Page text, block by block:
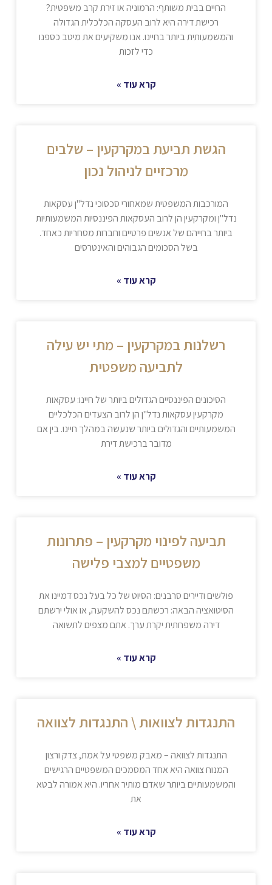
החיים בבית משותף: הרמוניה או זירת קרב משפטית?
רכישת דירה היא לרוב העסקה הכלכלית הגדולה
והמשמעותית ביותר בחיינו. אנו משקיעים את מיטב כספנו
כדי לזכות
קרא עוד »
הגשת תביעת במקרקעין – שלבים
מרכזיים לניהול נכון
המורכבות המשפטית שמאחורי סכסוכי נדל"ן עסקאות
נדל"ן ומקרקעין הן לרוב העסקאות הפיננסיות המשמעותיות
ביותר בחייהם של אנשים פרטיים וחברות מסחריות כאחד.
בשל הסכומים הגבוהים והאינטרסים
קרא עוד »
רשלנות במקרקעין – מתי יש עילה
לתביעה משפטית
הסיכונים הפיננסיים הגדולים ביותר של חיינו: עסקאות
מקרקעין עסקאות נדל"ן הן לרוב הצעדים הכלכליים
המשמעותיים והגדולים ביותר שנעשה במהלך חיינו. בין אם
מדובר ברכישת דירת
קרא עוד »
תביעה לפינוי מקרקעין – פתרונות
משפטיים למצבי פלישה
פולשים ודיירים סרבנים: הסיוט של כל בעל נכס דמיינו את
הסיטואציה הבאה: רכשתם נכס להשקעה, או אולי ירשתם
דירה משפחתית יקרת ערך. אתם מצפים לתשואה
קרא עוד »
התנגדות לצוואות \ התנגדות לצוואה
התנגדות לצוואה – מאבק משפטי על אמת, צדק ורצון
המנוח צוואה היא אחד המסמכים המשפטיים הרגישים
והמשמעותיים ביותר שאדם מותיר אחריו. היא אמורה לבטא
את
קרא עוד »